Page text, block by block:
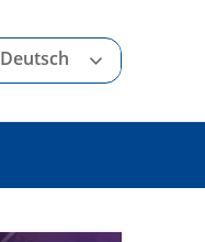
Deutsch